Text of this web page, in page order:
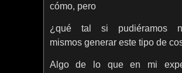
cómo, pero
¿qué tal si pudiéramos
mismos generar este tipo de
Algo de lo que en mi